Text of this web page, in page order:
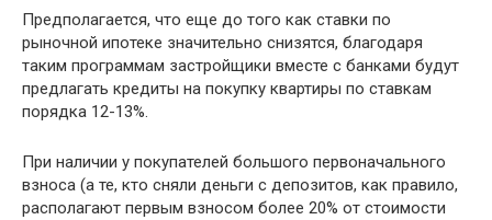
Предполагается, что еще до того как ставки по
рыночной ипотеке значительно снизятся, благодаря
таким программам застройщики вместе с банками будут
предлагать кредиты на покупку квартиры по ставкам
порядка 12-13%.
При наличии у покупателей большого первоначального
взноса (а те, кто сняли деньги с депозитов, как правило,
располагают первым взносом более 20% от стоимости